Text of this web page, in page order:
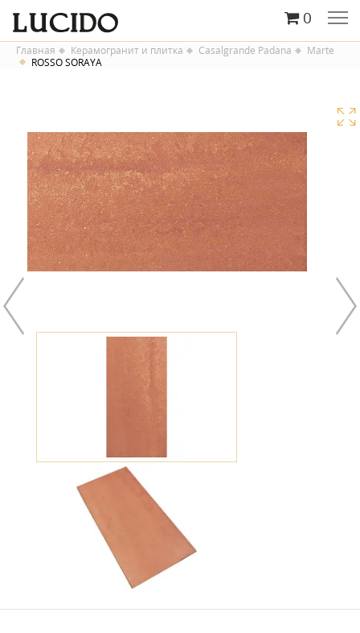
0
Главная Керамогранит и плитка Casalgrande Padana
Marte
ROSSO SORAYA